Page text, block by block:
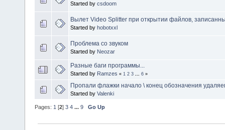
Started by csdoom
Вылет Video Splitter при открытии файлов,
Started by hobotxxl
Проблема со звуком
Started by Neozar
Разные баги программы...
Started by Ramzes « 1 2 3 ... 6 »
Пропали флажки начало \ конец обозначения
Started by Valenki
Pages: 1 [2] 3 4 ... 9 Go Up